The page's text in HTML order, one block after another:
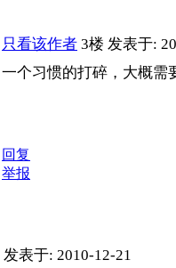
只看该作者 3楼 发表于:
一个习惯的打碎，大概需
回复
举报
发表于: 2010-12-21